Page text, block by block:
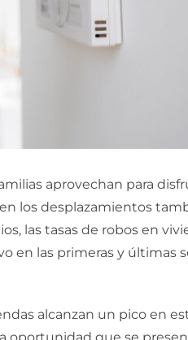
aprovechan para
los desplazamientos
las tasas de robos en
en las primeras y últimas
alcanzan un pico en